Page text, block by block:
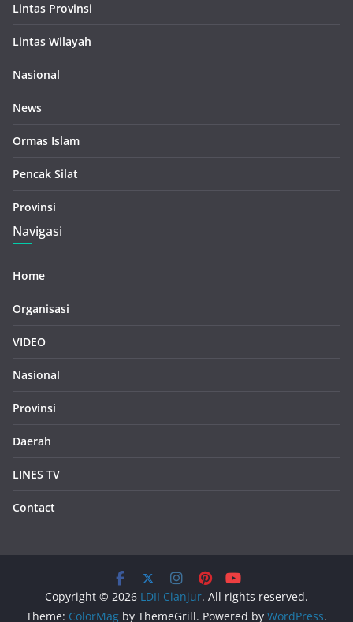
Lintas Provinsi
Lintas Wilayah
Nasional
News
Ormas Islam
Pencak Silat
Provinsi
Navigasi
Home
Organisasi
VIDEO
Nasional
Provinsi
Daerah
LINES TV
Contact
Copyright © 2026 LDII Cianjur. All rights reserved.
Theme: ColorMag by ThemeGrill. Powered by WordPress.